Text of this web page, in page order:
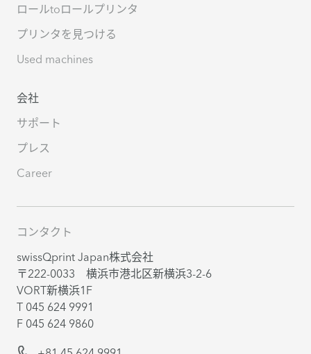
ロールtoロールプリンタ
プリンタを見つける
Used machines
会社
サポート
プレス
Career
コンタクト
swissQprint Japan株式会社
〒222-0033 横浜市港北区新横浜3-2-6
VORT新横浜1F
T 045 624 9991
F 045 624 9860